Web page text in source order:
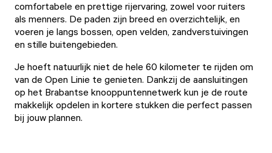
comfortabele en prettige rijervaring, zowel voor ruiters
als menners. De paden zijn breed en overzichtelijk, en
voeren je langs bossen, open velden, zandverstuivingen
en stille buitengebieden.
Je hoeft natuurlijk niet de hele 60 kilometer te rijden om
van de Open Linie te genieten. Dankzij de aansluitingen
op het Brabantse knooppuntennetwerk kun je de route
makkelijk opdelen in kortere stukken die perfect passen
bij jouw plannen.